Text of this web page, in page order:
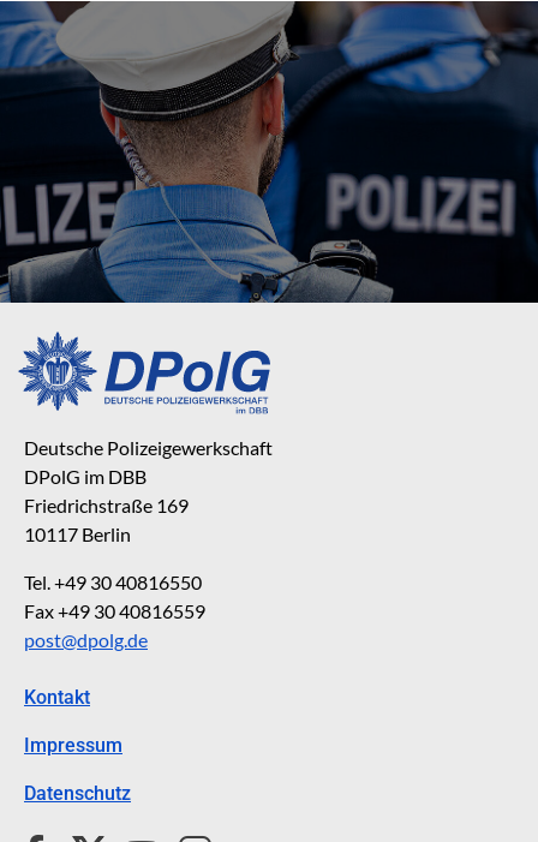
Deutsche Polizeigewerkschaft
DPolG im DBB
Friedrichstraße 169
10117 Berlin
Tel. +49 30 40816550
Fax +49 30 40816559
post@dpolg.de
Kontakt
Impressum
Datenschutz